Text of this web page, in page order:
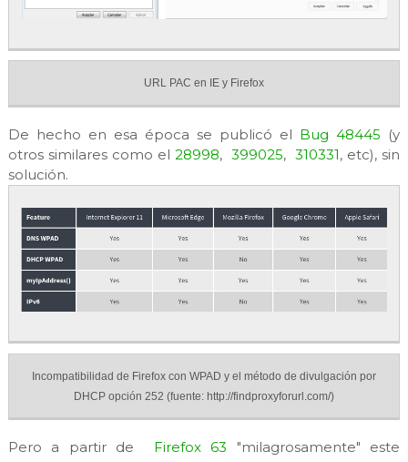
URL PAC en IE y Firefox
De hecho en esa época se publicó el Bug 48445 (y
otros similares como el 28998, 399025,310331, etc), sin
solución.
Incompatibilidad de Firefox con WPAD y el método de divulgación por
DHCP opción 252 (fuente: http://findproxyforurl.com/)
Pero a partir de Firefox 63 "milagrosamente" este